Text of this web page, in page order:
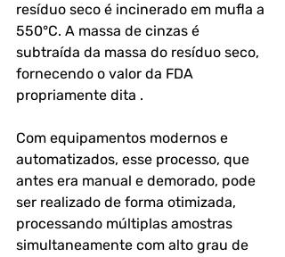
resíduo seco é incinerado em mufla a
550°C. A massa de cinzas é
subtraída da massa do resíduo seco,
fornecendo o valor da FDA
propriamente dita .
Com equipamentos modernos e
automatizados, esse processo, que
antes era manual e demorado, pode
ser realizado de forma otimizada,
processando múltiplas amostras
simultaneamente com alto grau de